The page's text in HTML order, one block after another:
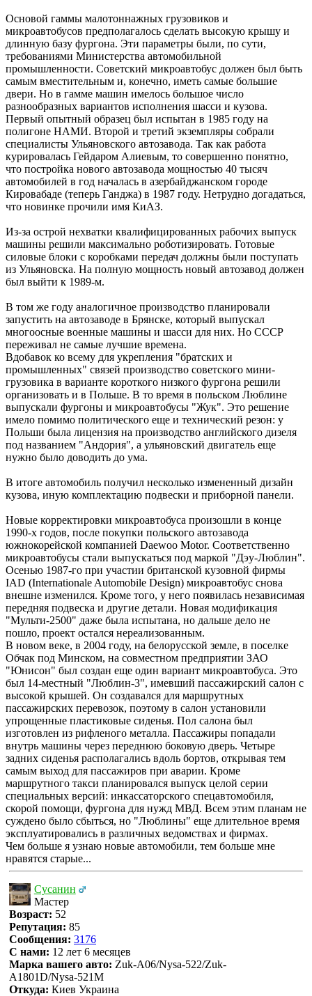
Основой гаммы малотоннажных грузовиков и
микроавтобусов предполагалось сделать высокую крышу и
длинную базу фургона. Эти параметры были, по сути,
требованиями Министерства автомобильной
промышленности. Советский микроавтобус должен был быть
самым вместительным и, конечно, иметь самые большие
двери. Но в гамме машин имелось большое число
разнообразных вариантов исполнения шасси и кузова.
Первый опытный образец был испытан в 1985 году на
полигоне НАМИ. Второй и третий экземпляры собрали
специалисты Ульяновского автозавода. Так как работа
курировалась Гейдаром Алиевым, то совершенно понятно,
что постройка нового автозавода мощностью 40 тысяч
автомобилей в год началась в азербайджанском городе
Кировабаде (теперь Ганджа) в 1987 году. Нетрудно догадаться,
что новинке прочили имя КиАЗ.
Из-за острой нехватки квалифицированных рабочих выпуск
машины решили максимально роботизировать. Готовые
силовые блоки с коробками передач должны были поступать
из Ульяновска. На полную мощность новый автозавод должен
был выйти к 1989-м.
В том же году аналогичное производство планировали
запустить на автозаводе в Брянске, который выпускал
многоосные военные машины и шасси для них. Но СССР
переживал не самые лучшие времена.
Вдобавок ко всему для укрепления "братских и
промышленных" связей производство советского мини-
грузовика в варианте короткого низкого фургона решили
организовать и в Польше. В то время в польском Люблине
выпускали фургоны и микроавтобусы "Жук". Это решение
имело помимо политического еще и технический резон: у
Польши была лицензия на производство английского дизеля
под названием "Андория", а ульяновский двигатель еще
нужно было доводить до ума.
В итоге автомобиль получил несколько измененный дизайн
кузова, иную комплектацию подвески и приборной панели.
Новые корректировки микроавтобуса произошли в конце
1990-х годов, после покупки польского автозавода
южнокорейской компанией Daewoo Motor. Соответственно
микроавтобусы стали выпускаться под маркой "Дэу-Люблин".
Осенью 1987-го при участии британской кузовной фирмы
IAD (Internationale Automobile Design) микроавтобус снова
внешне изменился. Кроме того, у него появилась независимая
передняя подвеска и другие детали. Новая модификация
"Мульти-2500" даже была испытана, но дальше дело не
пошло, проект остался нереализованным.
В новом веке, в 2004 году, на белорусской земле, в поселке
Обчак под Минском, на совместном предприятии ЗАО
"Юнисон" был создан еще один вариант микроавтобуса. Это
был 14-местный "Люблин-3", имевший пассажирский салон c
высокой крышей. Он создавался для маршрутных
пассажирских перевозок, поэтому в салон установили
упрощенные пластиковые сиденья. Пол салона был
изготовлен из рифленого металла. Пассажиры попадали
внутрь машины через переднюю боковую дверь. Четыре
задних сиденья располагались вдоль бортов, открывая тем
самым выход для пассажиров при аварии. Кроме
маршрутного такси планировался выпуск целой серии
специальных версий: инкассаторского спецавтомобиля,
скорой помощи, фургона для нужд МВД. Всем этим планам не
суждено было сбыться, но "Люблины" еще длительное время
эксплуатировались в различных ведомствах и фирмах.
Чем больше я узнаю новые автомобили, тем больше мне
нравятся старые...
Сусанин
Мастер
Возраст: 52
Репутация: 85
Сообщения: 3176
С нами: 12 лет 6 месяцев
Марка вашего авто: Zuk-A06/Nysa-522/Zuk-
A1801D/Nysa-521M
Откуда: Киев Украина